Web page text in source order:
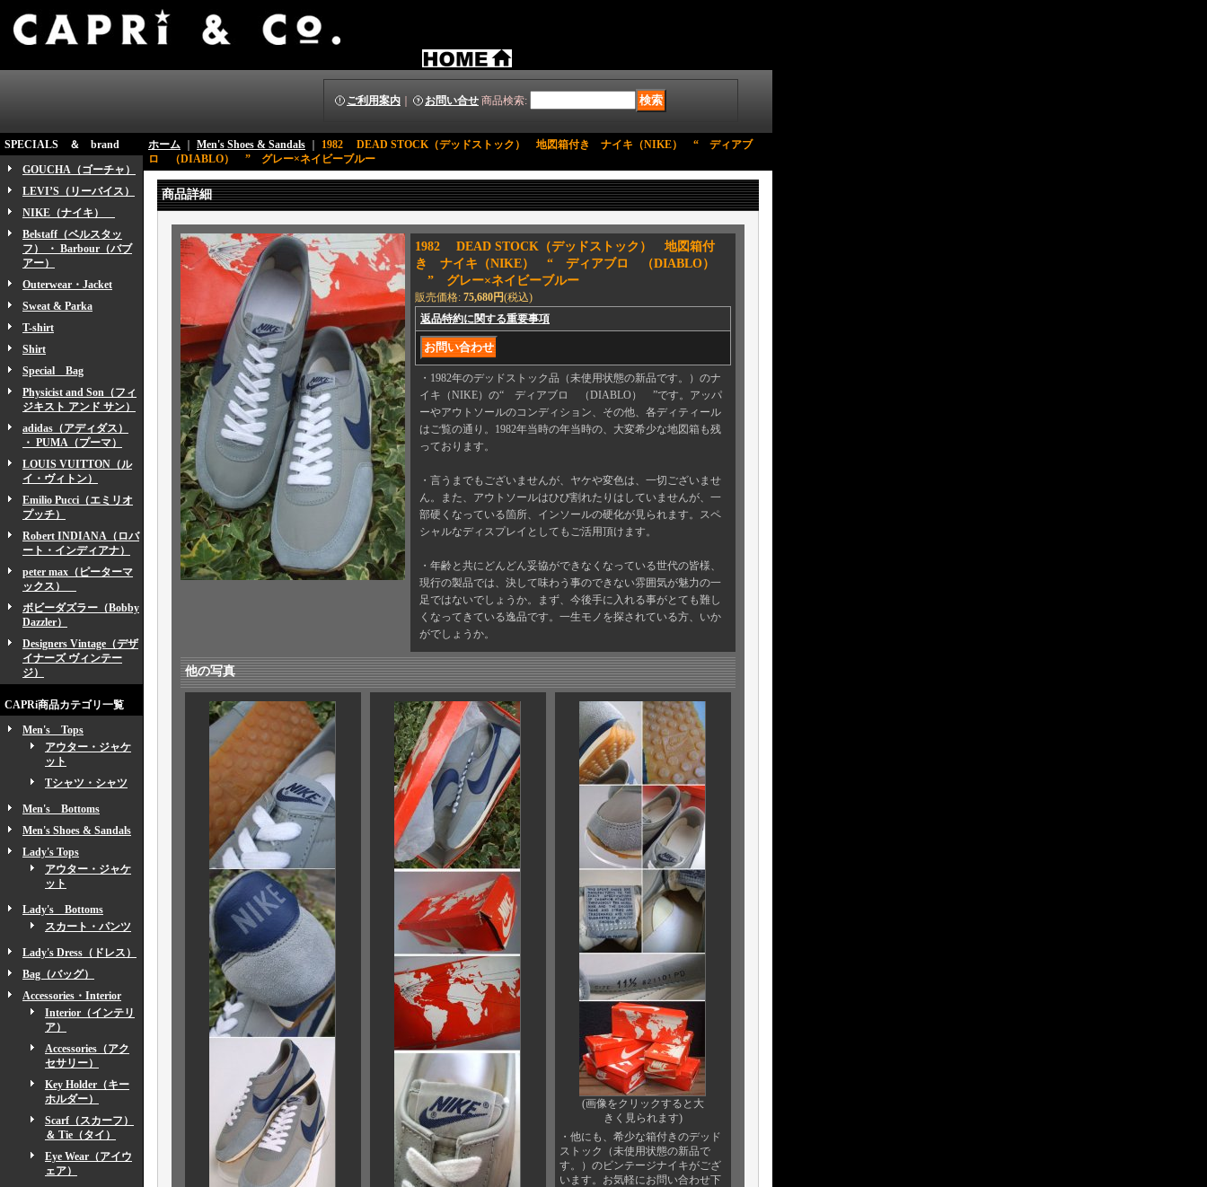
ご利用案内 お問い合せ 商品検索:
SPECIALS ＆ brand
GOUCHA（ゴーチャ）
LEVI’S（リーバイス）
NIKE（ナイキ）
Belstaff（ベルスタッ
フ） ・ Barbour（バブ
アー）
Outerwear・Jacket
Sweat & Parka
T-shirt
Shirt
Special Bag
Physicist and Son（フィ
ジキスト アンド サン）
adidas（アディダス）
・ PUMA（プーマ）
LOUIS VUITTON（ル
イ・ヴィトン）
Emilio Pucci（エミリオ
プッチ）
Robert INDIANA（ロバ
ート・インディアナ）
peter max（ピーターマ
ックス）
ボビーダズラー（Bobby
Dazzler）
Designers Vintage（デザ
イナーズ ヴィンテー
ジ）
CAPRi商品カテゴリ一覧
Men's Tops
アウター・ジャケ
ット
Tシャツ・シャツ
Men's Bottoms
Men's Shoes & Sandals
Lady's Tops
アウター・ジャケ
ット
Lady's Bottoms
スカート・パンツ
Lady's Dress（ドレス）
Bag（バッグ）
Accessories・Interior
Interior（インテリ
ア）
Accessories（アク
セサリー）
Key Holder（キー
ホルダー）
Scarf（スカーフ）
＆ Tie（タイ）
Eye Wear（アイウ
ェア）
ホーム Men's Shoes & Sandals
1982 DEAD STOCK（デッドストック） 地図箱付き ナイキ（NIKE） “ ディアブ
ロ （DIABLO） ” グレー×ネイビーブルー
商品詳細
1982 DEAD STOCK（デッドストック） 地図箱付
き ナイキ（NIKE） “ ディアブロ （DIABLO）
” グレー×ネイビーブルー
販売価格: 75,680円(税込)
返品特約に関する重要事項
・1982年のデッドストック品（未使用状態の新品です。）のナ
イキ（NIKE）の“ ディアブロ （DIABLO） ”です。アッパ
ーやアウトソールのコンディション、その他、各ディティール
はご覧の通り。1982年当時の年当時の、大変希少な地図箱も残
っております。
・言うまでもございませんが、ヤケや変色は、一切ございませ
ん。また、アウトソールはひび割れたりはしていませんが、一
部硬くなっている箇所、インソールの硬化が見られます。スペ
シャルなディスプレイとしてもご活用頂けます。
・年齢と共にどんどん妥協ができなくなっている世代の皆様、
現行の製品では、決して味わう事のできない雰囲気が魅力の一
足ではないでしょうか。まず、今後手に入れる事がとても難し
くなってきている逸品です。一生モノを探されている方、いか
がでしょうか。
他の写真
(画像をクリックすると大
きく見られます)
・他にも、希少な箱付きのデッド
ストック（未使用状態の新品で
す。）のビンテージナイキがござ
います。お気軽にお問い合わせ下